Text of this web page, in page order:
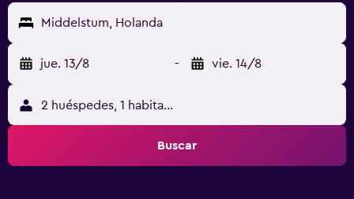
Middelstum, Holanda
jue. 13/8 - vie. 14/8
2 huéspedes, 1 habitación
Buscar